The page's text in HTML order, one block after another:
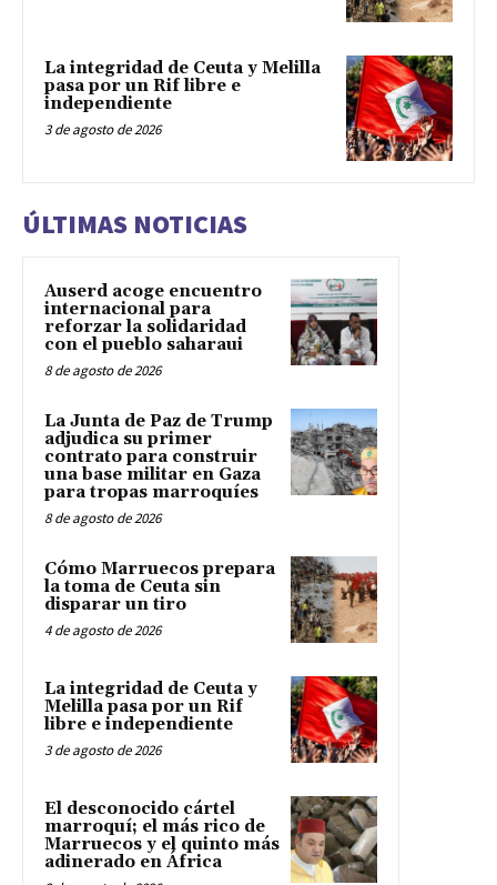
La integridad de Ceuta y Melilla
pasa por un Rif libre e
independiente
3 de agosto de 2026
ÚLTIMAS NOTICIAS
Auserd acoge encuentro
internacional para
reforzar la solidaridad
con el pueblo saharaui
8 de agosto de 2026
La Junta de Paz de Trump
adjudica su primer
contrato para construir
una base militar en Gaza
para tropas marroquíes
8 de agosto de 2026
Cómo Marruecos prepara
la toma de Ceuta sin
disparar un tiro
4 de agosto de 2026
La integridad de Ceuta y
Melilla pasa por un Rif
libre e independiente
3 de agosto de 2026
El desconocido cártel
marroquí; el más rico de
Marruecos y el quinto más
adinerado en África